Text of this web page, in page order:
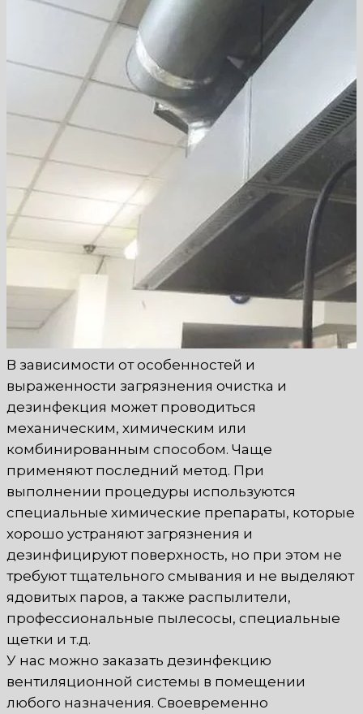
В зависимости от особенностей и
выраженности загрязнения очистка и
дезинфекция может проводиться
механическим, химическим или
комбинированным способом. Чаще
применяют последний метод. При
выполнении процедуры используются
специальные химические препараты, которые
хорошо устраняют загрязнения и
дезинфицируют поверхность, но при этом не
требуют тщательного смывания и не выделяют
ядовитых паров, а также распылители,
профессиональные пылесосы, специальные
щетки и т.д.
У нас можно заказать дезинфекцию
вентиляционной системы в помещении
любого назначения. Своевременно